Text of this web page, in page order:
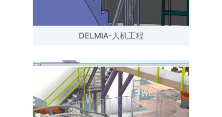
DELMIA-人机工程